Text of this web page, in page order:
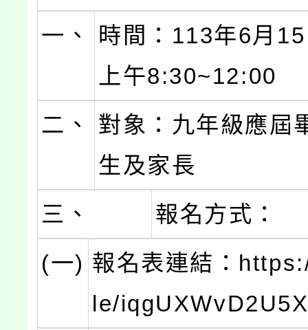
一、
時間：113年6月
上午8:30~12:00
二、
對象：九年級應屆
生及家長
三、
報名方式：
(一) 報名表連結：
le/